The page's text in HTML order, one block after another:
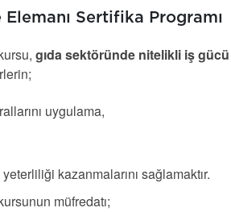
Sertifika Programı
gıda sektöründe nitelikli iş
uygulama,
kazanmalarını sağlamaktır.
müfredatı;